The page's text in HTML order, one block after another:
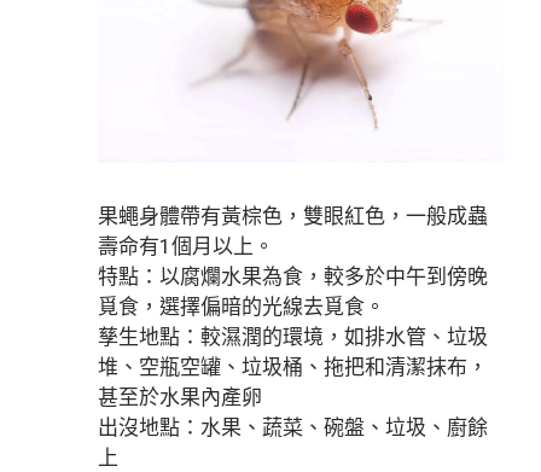
果蠅身體帶有黃棕色，雙眼紅色，一般成蟲
壽命有1個月以上。
特點：以腐爛水果為食，較多於中午到傍晚
覓食，選擇偏暗的光線去覓食。
孳生地點：較濕潤的環境，如排水管、垃圾
堆、空瓶空罐、垃圾桶、拖把和清潔抹布，
甚至於水果內產卵
出沒地點：水果、蔬菜、碗盤、垃圾、廚餘
上